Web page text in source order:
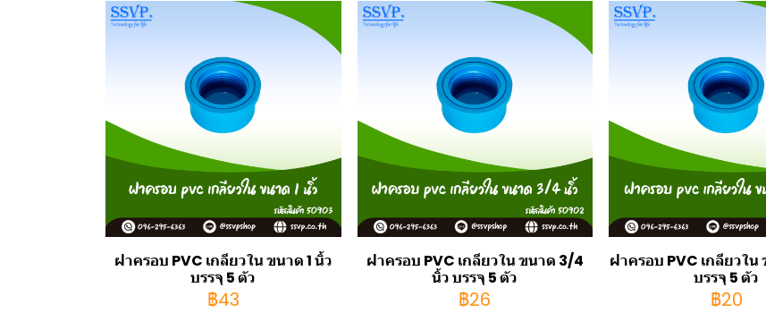
ฝาครอบ PVC เกลียวใน ขนาด 1 นิ้ว
บรรจุ 5 ตัว
฿43
ฝาครอบ PVC เกลียวใน ขนาด 3/4
นิ้ว บรรจุ 5 ตัว
฿26
ฝาครอบ PVC เกลียวใน
บรรจุ 5 ตัว
฿20